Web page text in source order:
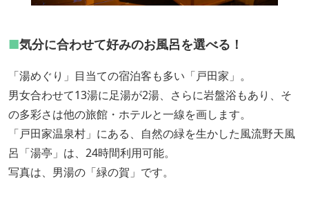
■気分に合わせて好みのお風呂を選べる！
「湯めぐり」目当ての宿泊客も多い「戸田家」。
男女合わせて13湯に足湯が2湯、さらに岩盤浴もあり、そ
の多彩さは他の旅館・ホテルと一線を画します。
「戸田家温泉村」にある、自然の緑を生かした風流野天風
呂「湯亭」は、24時間利用可能。
写真は、男湯の「緑の賀」です。